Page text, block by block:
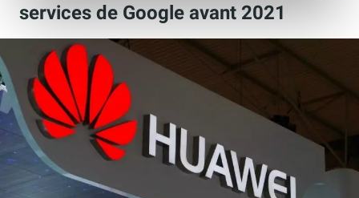
services de Google avant 2021